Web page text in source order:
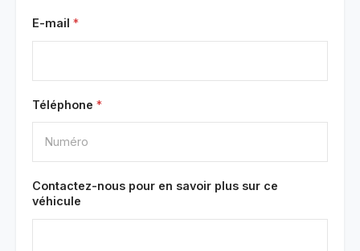
E-mail *
Téléphone *
Contactez-nous pour en savoir plus sur ce
véhicule